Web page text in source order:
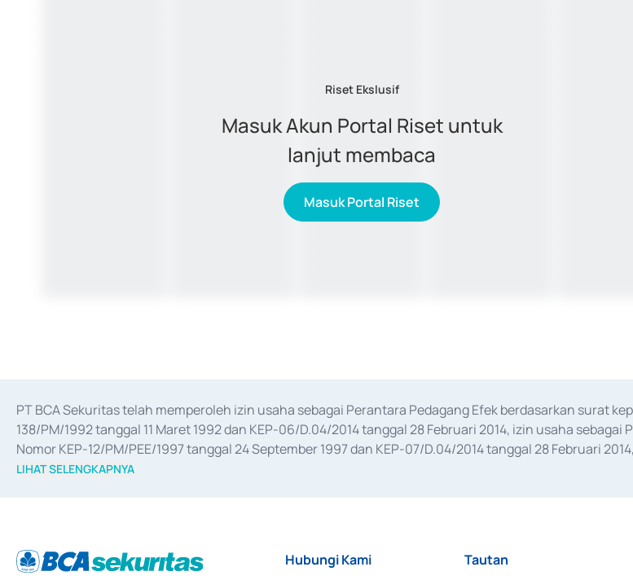
Riset Ekslusif
Masuk Akun Portal Riset untuk
lanjut membaca
Masuk Portal Riset
PT BCA Sekuritas telah memperoleh izin usaha sebagai Perantara Pedagang Efek berdasarkan surat
138/PM/1992 tanggal 11 Maret 1992 dan KEP-06/D.04/2014 tanggal 28 Februari 2014, izin usaha
Nomor KEP-12/PM/PEE/1997 tanggal 24 September 1997 dan KEP-07/D.04/2014 tanggal 28 Februari
merger, akuisisi, divestasi, dan
LIHAT SELENGKAPNYA
Hubungi Kami Tautan